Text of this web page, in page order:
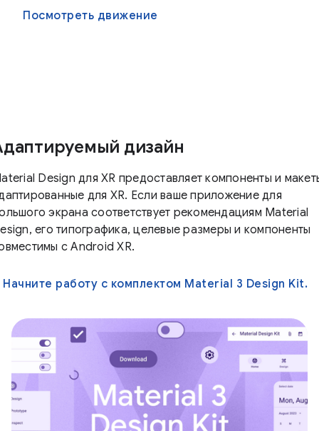
Посмотреть движение
дизайн
Design для XR предоставляет компоненты и
для XR. Если ваше приложение для
экрана соответствует рекомендациям Material
его типографика, целевые размеры и компоненты
с Android XR.
Начните работу с комплектом Material 3 Design Kit.